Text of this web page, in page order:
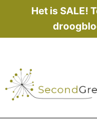
de
Het is SALE!